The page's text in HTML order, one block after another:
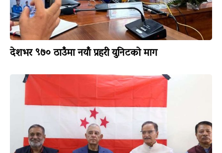
देशभर ९७० ठाउँमा नयाँ प्रहरी युनिटको माग